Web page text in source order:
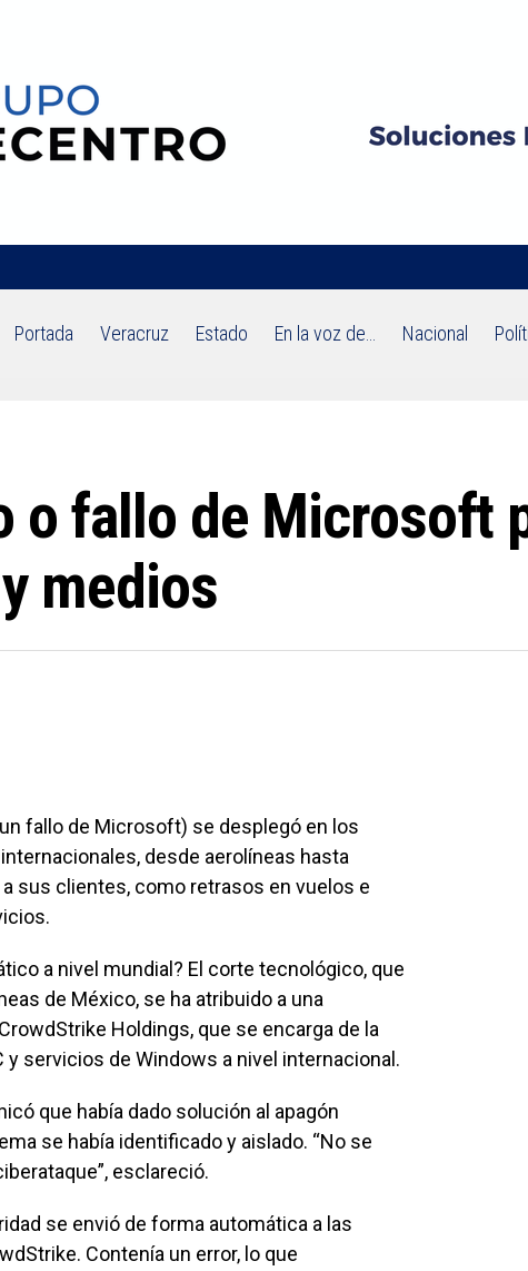
Portada Veracruz Estado En la voz de… Nacional
fallo de Microsoft
medios
fallo de Microsoft) se desplegó en los
desde aerolíneas hasta
sus clientes, como retrasos en vuelos e
a nivel mundial? El corte tecnológico, que
de México, se ha atribuido a una
Holdings, que se encarga de la
servicios de Windows a nivel internacional.
que había dado solución al apagón
se había identificado y aislado. “No se
esclareció.
se envió de forma automática a las
Contenía un error, lo que